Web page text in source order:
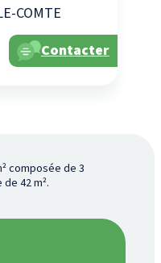
COMTE
Contacter
composée de 3
42 m².